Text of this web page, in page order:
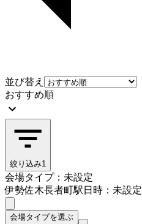
並び替え
おすすめ順
絞り込み1
会場タイプ：未設定
伊勢佐木長者町駅日時：未設定
会場タイプを選ぶ